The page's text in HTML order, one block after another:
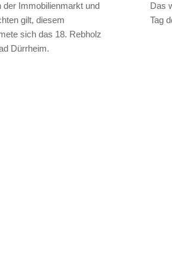
der Immobilienmarkt und
gilt, diesem
sich das 18. Rebholz
Dürrheim.
Das
Tag